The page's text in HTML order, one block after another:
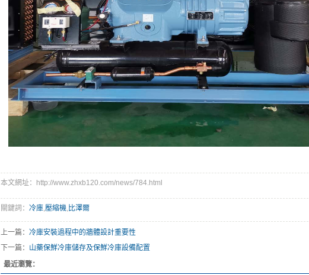
本文網址：http://www.zhxb120.com/news/784.html
關鍵詞： 冷庫,壓縮機,比澤爾
上一篇： 冷庫安裝過程中的牆體設計重要性
下一篇： 山藥保鮮冷庫儲存及保鮮冷庫設備配置
最近瀏覽：